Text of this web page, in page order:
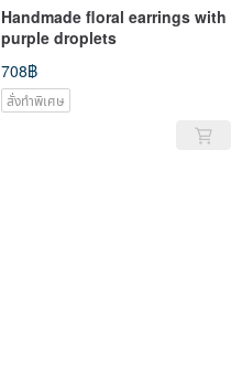
Handmade floral earrings with
purple droplets
708฿
สั่งทำพิเศษ